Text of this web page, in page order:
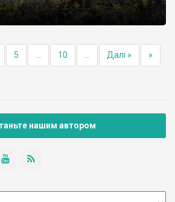
5 10 Далі » »
нашим автором